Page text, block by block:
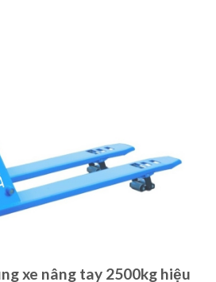
xe nâng tay 2500kg hiệu